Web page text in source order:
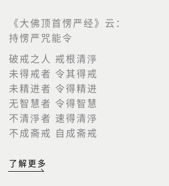
《大佛顶首愣严经》云：
持愣严咒能令
破戒之人 戒根清淨
未得戒者 令其得戒
未精进者 令得精进
无智慧者 令得智慧
不清淨者 速得清淨
不成斋戒 自成斋戒
了解更多